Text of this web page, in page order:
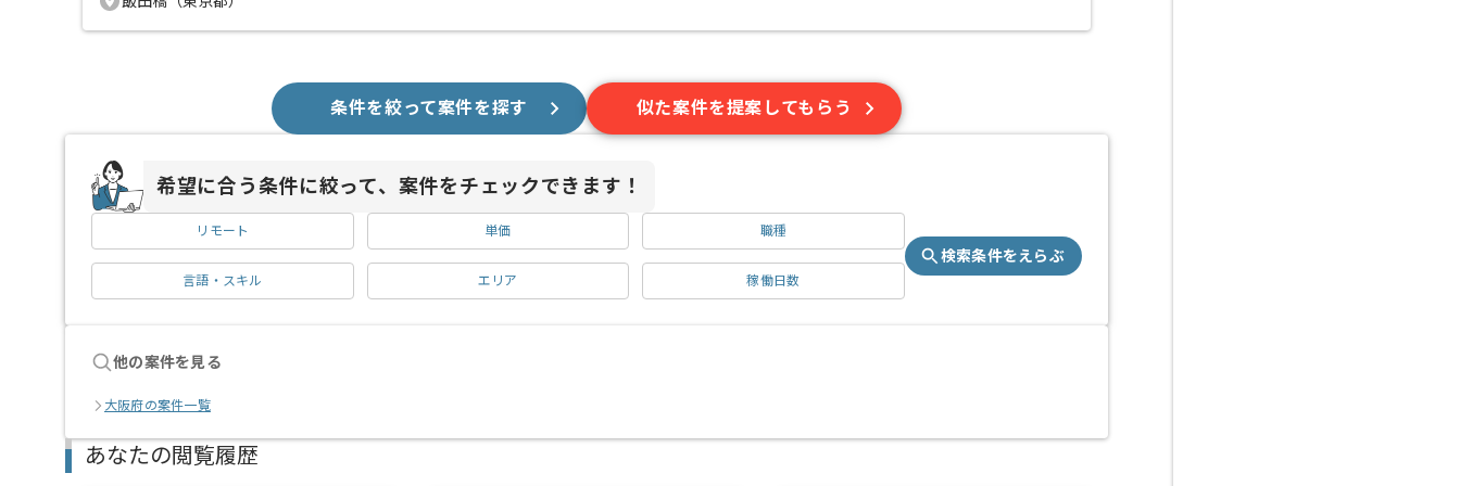
条件を絞って案件を探す 似た案件を提案してもらう
希望に合う条件に絞って、案件をチェックできます！
リモート 単価 職種
言語・スキル エリア 稼働日数
検索条件をえらぶ
他の案件を見る
大阪府の案件一覧
あなたの閲覧履歴